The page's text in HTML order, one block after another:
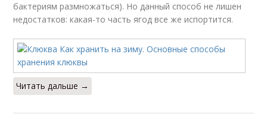
бактериям размножаться). Но данный способ не лишен
недостатков: какая-то часть ягод все же испортится.
Читать дальше →